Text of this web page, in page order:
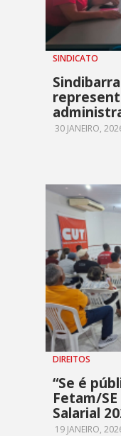
SINDICATO
30 JANEIRO,
DIREITOS
“Se é
Fetam/
Salarial
19 JANEIRO,